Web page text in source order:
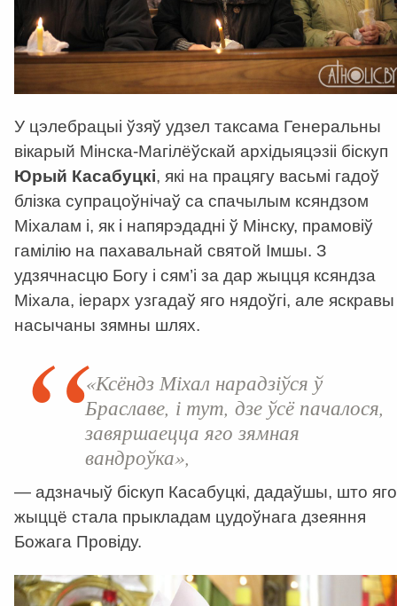
У цэлебрацыі ўзяў удзел таксама Генеральны
вікарый Мінска-Магілёўскай архідыяцэзіі біскуп
Юрый Касабуцкі, які на працягу васьмі гадоў
блізка супрацоўнічаў са спачылым ксяндзом
Міхалам і, як і напярэдадні ў Мінску, прамовіў
гамілію на пахавальнай святой Імшы. З
удзячнасцю Богу і сям’і за дар жыцця ксяндза
Міхала, іерарх узгадаў яго нядоўгі, але яскравы
насычаны зямны шлях.
«Ксёндз Міхал нарадзіўся ў
Браславе, і тут, дзе ўсё пачалося,
завяршаецца яго зямная
вандроўка»,
— адзначыў біскуп Касабуцкі, дадаўшы, што яго
жыццё стала прыкладам цудоўнага дзеяння
Божага Провіду.